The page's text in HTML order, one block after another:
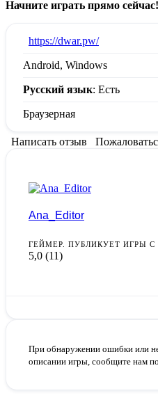
Начните играть прямо сейчас!
https://dwar.pw/
Android, Windows
Русский язык: Есть
Браузерная
Написать отзыв
Ana_Editor
ГЕЙМЕР. ПУБЛИКУЕТ ИГРЫ С
5,0 (11)
При обнаружении ошибки или
описании игры, сообщите нам